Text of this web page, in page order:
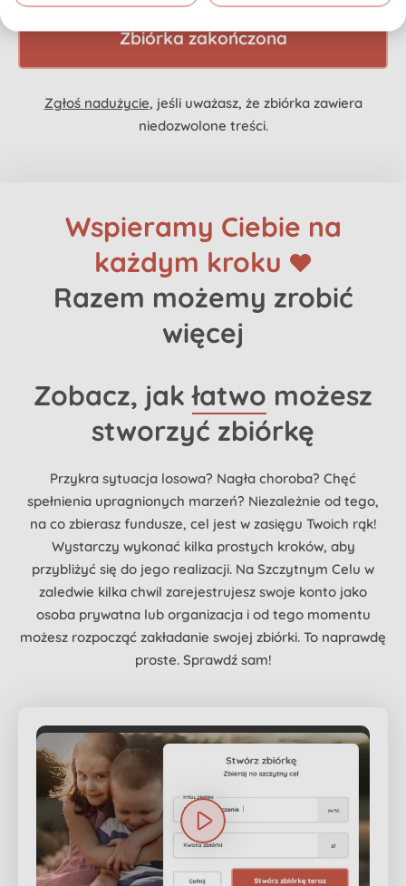
Zbiórka zakończona
Zgłoś nadużycie, jeśli uważasz, że zbiórka zawiera
niedozwolone treści.
Wspieramy Ciebie na
każdym kroku
Razem możemy zrobić
więcej
Zobacz, jakłatwo możesz
stworzyć zbiórkę
Przykra sytuacja losowa? Nagła choroba? Chęć
spełnienia upragnionych marzeń? Niezależnie od tego,
na co zbierasz fundusze, cel jest w zasięgu Twoich rąk!
Wystarczy wykonać kilka prostych kroków, aby
przybliżyć się do jego realizacji. Na Szczytnym Celu w
zaledwie kilka chwil zarejestrujesz swoje konto jako
osoba prywatna lub organizacja i od tego momentu
możesz rozpocząć zakładanie swojej zbiórki. To naprawdę
proste. Sprawdź sam!